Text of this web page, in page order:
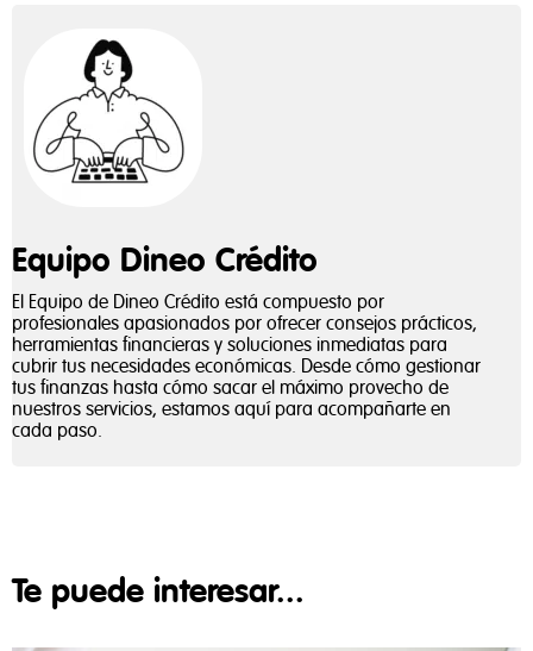
Equipo Dineo Crédito
El Equipo de Dineo Crédito está compuesto por
profesionales apasionados por ofrecer consejos prácticos,
herramientas financieras y soluciones inmediatas para
cubrir tus necesidades económicas. Desde cómo gestionar
tus finanzas hasta cómo sacar el máximo provecho de
nuestros servicios, estamos aquí para acompañarte en
cada paso.
Te puede interesar...